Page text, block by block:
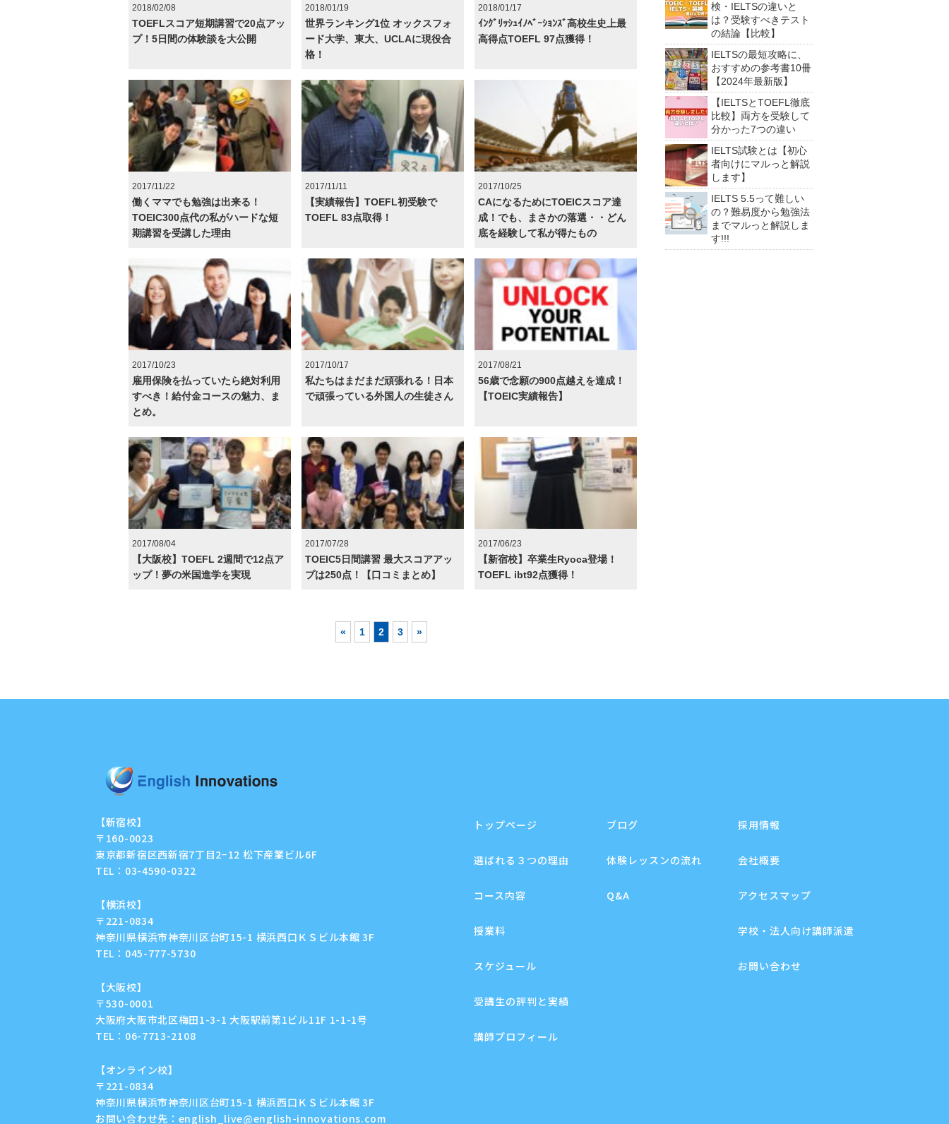
2018/02/08
TOEFLスコア短期講習で20点アッ
プ！5日間の体験談を大公開
2018/01/19
世界ランキング1位 オックスフォ
ード大学、東大、UCLAに現役合
格！
2018/01/17
ｲﾝｸﾞﾘｯｼｭｲﾉﾍﾞｰｼｮﾝｽﾞ高校生史上最
高得点TOEFL 97点獲得！
2017/11/22
働くママでも勉強は出来る！
TOEIC300点代の私がハードな短
期講習を受講した理由
2017/11/11
【実績報告】TOEFL初受験で
TOEFL 83点取得！
2017/10/25
CAになるためにTOEICスコア達
成！でも、まさかの落選・・どん
底を経験して私が得たもの
2017/10/23
雇用保険を払っていたら絶対利用
すべき！給付金コースの魅力、ま
とめ。
2017/10/17
私たちはまだまだ頑張れる！日本
で頑張っている外国人の生徒さん
2017/08/21
56歳で念願の900点越えを達成！
【TOEIC実績報告】
2017/08/04
【大阪校】TOEFL 2週間で12点ア
ップ！夢の米国進学を実現
2017/07/28
TOEIC5日間講習 最大スコアアッ
プは250点！【口コミまとめ】
2017/06/23
【新宿校】卒業生Ryoca登場！
TOEFL ibt92点獲得！
« 1 2 3 »
検・IELTSの違いと
は？受験すべきテスト
の結論【比較】
IELTSの最短攻略に、
おすすめの参考書10冊
【2024年最新版】
【IELTSとTOEFL徹底
比較】両方を受験して
分かった7つの違い
IELTS試験とは【初心
者向けにマルっと解説
します】
IELTS 5.5って難しい
の？難易度から勉強法
までマルっと解説しま
す!!!
【新宿校】
〒160-0023
東京都新宿区西新宿7丁目2−12 松下産業ビル6F
TEL： 03-4590-0322
【横浜校】
〒221-0834
神奈川県横浜市神奈川区台町15-1 横浜西口ＫＳビル本館 3F
TEL： 045-777-5730
【大阪校】
〒530-0001
大阪府大阪市北区梅田1-3-1 大阪駅前第1ビル11F 1-1-1号
TEL： 06-7713-2108
【オンライン校】
〒221-0834
神奈川県横浜市神奈川区台町15-1 横浜西口ＫＳビル本館 3F
お問い合わせ先： english_live@english-innovations.com
トップページ
選ばれる３つの理由
コース内容
授業料
スケジュール
受講生の評判と実績
講師プロフィール
ブログ
体験レッスンの流れ
Q&A
採用情報
会社概要
アクセスマップ
学校・法人向け講師派遣
お問い合わせ